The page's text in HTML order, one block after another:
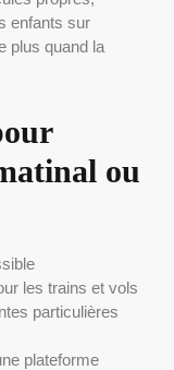
enfants sur
plus quand la
ou
les trains et vols
particulières
plateforme